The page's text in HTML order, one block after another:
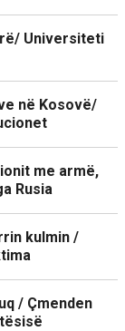
Universiteti
në Kosovë/
me armë,
Rusia
kulmin /
/ Çmenden